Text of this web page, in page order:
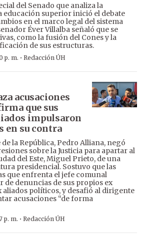
del Senado que analiza la
educación superior inició el debate
en el marco legal del sistema
Éver Villalba señaló que se
como la fusión del Cones y la
de sus estructuras.
p. m. · Redacción ÚH
acusaciones
que sus
impulsaron
en su contra
la República, Pedro Alliana, negó
sobre la Justicia para apartar al
del Este, Miguel Prieto, de una
presidencial. Sostuvo que las
que enfrenta el jefe comunal
denuncias de sus propios ex
políticos, y desafió al dirigente
acusaciones “de forma
p. m. · Redacción ÚH